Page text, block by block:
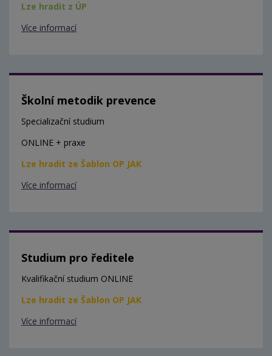
Lze hradit z ÚP
Více informací
Školní metodik prevence
Specializační studium
ONLINE + praxe
Lze hradit ze Šablon OP JAK
Více informací
Studium pro ředitele
Kvalifikační studium ONLINE
Lze hradit ze Šablon OP JAK
Více informací